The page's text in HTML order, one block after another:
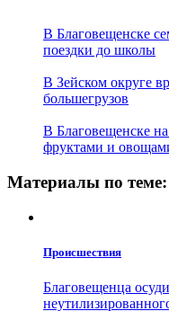
В Благовещенске
поездки до школы
В Зейском округе
большегрузов
В Благовещенске
фруктами и
Материалы по теме:
Проиcшествия
Благовещенца